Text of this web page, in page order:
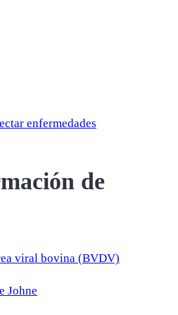
enfermedades
de
viral bovina (BVDV)
Johne